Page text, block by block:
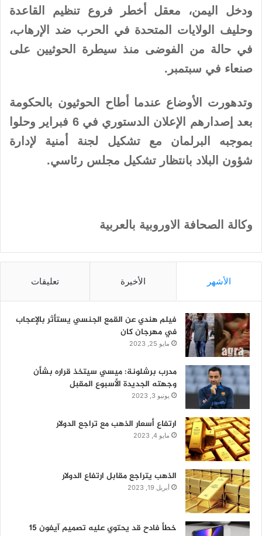
ودخل اليمن، معقل أخطر فروع تنظيم القاعدة
وحليف الولايات المتحدة في الحرب ضد الإرهاب،
في حالة من الفوضى منذ سيطرة الحوثيين على
صنعاء في سبتمبر.
وتدهورت الأوضاع عندما أطاح الحوثيون بالحكومة
بعد إصدارهم الإعلان الدستوري في 6 فبراير وحلوا
بموجبه البرلمان مع تشكيل لجنة أمنية لإدارة
شؤون البلاد بانتظار تشكيل مجلس رئاسي.
وكالة الصحافة الاوروبية بالعربية
الأشهر الأخيرة تعليقات
فيلم هندي عن القمع الجنسي يستأثر بالإعجاب
في مهرجان كان
مايو 25, 2023
مدرب برشلونة: ميسي سيتخذ قراره بشأن
وجهته الجديدة الأسبوع المقبل
يونيو 3, 2023
ارتفاع أسعار الذهب مع تراجع الدولار
مايو 4, 2023
الذهب يتراجع مقابل ارتفاع الدولار
أبريل 19, 2023
خطأ فادح قد يحتوي عليه تصميم آيفون 15